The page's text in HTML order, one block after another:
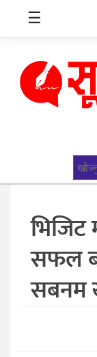
स्वास्थ्य
खेलकुद
मनोरन्जन
☰
सफल
सबनम